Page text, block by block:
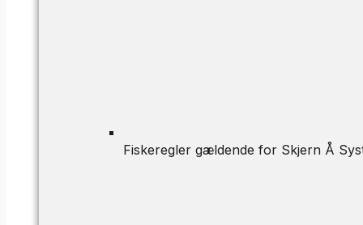
Fiskeregler gældende for Skjern Å